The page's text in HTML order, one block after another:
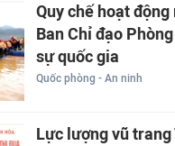
Quy chế hoạt động
Ban Chỉ đạo
sự quốc gia
Quốc phòng - An ninh
Lực lượng vũ trang